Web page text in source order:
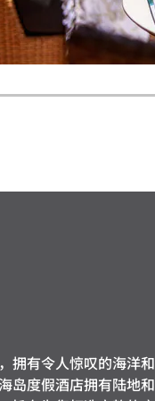
拥有令人惊叹的海洋和
岛度假酒店拥有陆地和